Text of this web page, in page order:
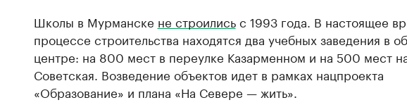
Школы в Мурманске не строилисьс 1993 года. В настоящее
процессе строительства находятся два учебных заведения в
центре: на 800 мест в переулке Казарменном и на 500 мест
Советская. Возведение объектов идет в рамках нацпроекта
«Образование» и плана «На Севере — жить».